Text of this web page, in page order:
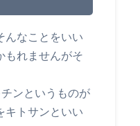
んなことをいい
もれませんがそ
ンというものが
キトサンといい